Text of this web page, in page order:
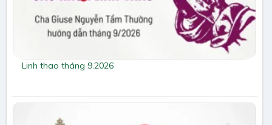
Linh thao tháng 9.2026